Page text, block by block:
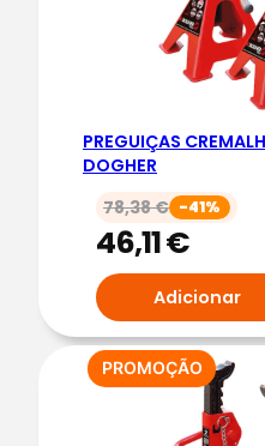
PREGUIÇAS
DOGHER
78,38€ -41%
46,11€
Adicionar
PROMOÇÃO
EM